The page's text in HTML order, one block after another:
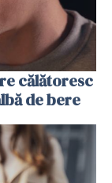
călătoresc
de bere